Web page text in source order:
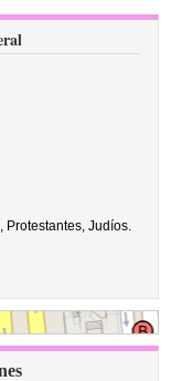
Protestantes, Judíos.